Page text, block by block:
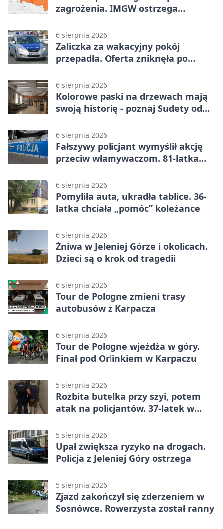
zagrożenia. IMGW ostrzega
6 sierpnia 2026
Zaliczka za wakacyjny pokój
przepadła. Oferta zniknęła po
6 sierpnia 2026
Kolorowe paski na drzewach mają
swoją historię - poznaj Sudety od
6 sierpnia 2026
Fałszywy policjant wymyślił akcję
przeciw włamywaczom. 81-latka
6 sierpnia 2026
Pomyliła auta, ukradła tablice. 36-
latka chciała „pomóc” koleżance
6 sierpnia 2026
Żniwa w Jeleniej Górze i okolicach.
Dzieci są o krok od tragedii
6 sierpnia 2026
Tour de Pologne zmieni trasy
autobusów z Karpacza
6 sierpnia 2026
Tour de Pologne wjeżdża w góry.
Finał pod Orlinkiem w Karpaczu
5 sierpnia 2026
Rozbita butelka przy szyi, potem
atak na policjantów. 37-latek w
5 sierpnia 2026
Upał zwiększa ryzyko na drogach.
Policja z Jeleniej Góry ostrzega
5 sierpnia 2026
Zjazd zakończył się zderzeniem w
Sosnówce. Rowerzysta został ranny